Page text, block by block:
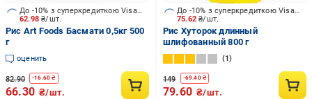
62.98₴/шт.
До -10% з суперкредиткою Visa Вигода
Рис Art Foods Басмати 0,5кг 500
г
оценить
82.90 -16.60 ₴
66.30 ₴/шт.
75.62₴/шт.
До -10% з суперкредиткою Visa Вигода
Рис Хуторок длинный
шлифованный 800 г
1
149 -69.40₴
79.60 ₴/шт.